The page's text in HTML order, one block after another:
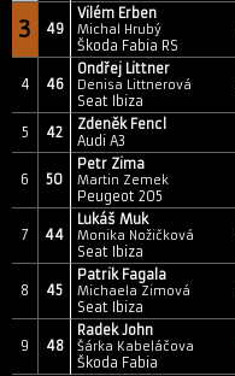
3 49
Vilém Erben
Michal Hrubý
Škoda Fabia RS
4 46
Ondřej Littner
Denisa Littnerová
Seat Ibiza
5 42
Zdeněk Fencl
Audi A3
6 50
Petr Zima
Martin Zemek
Peugeot 205
7 44
Lukáš Muk
Monika Nožičková
Seat Ibiza
8 45
Patrik Fagala
Michaela Zimová
Seat Ibiza
9 48
Radek John
Šárka Kabeláčova
Škoda Fabia